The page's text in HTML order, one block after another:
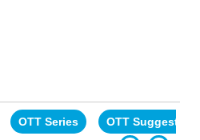
OTT Series OTT